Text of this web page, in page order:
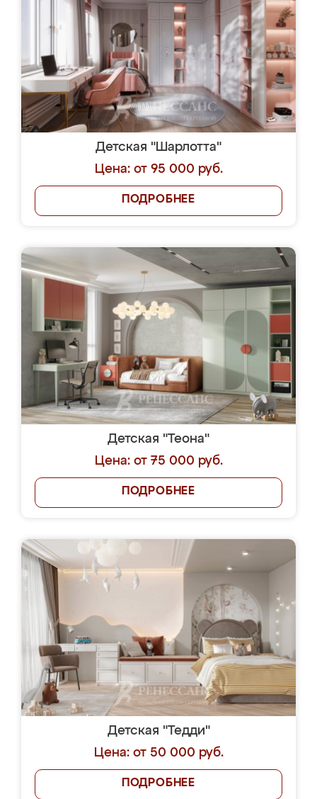
Детская "Шарлотта"
Цена: от 95 000 руб.
ПОДРОБНЕЕ
Детская "Теона"
Цена: от 75 000 руб.
ПОДРОБНЕЕ
Детская "Тедди"
Цена: от 50 000 руб.
ПОДРОБНЕЕ